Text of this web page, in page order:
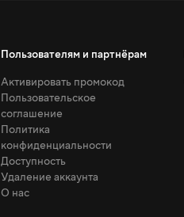
Пользователям и партнёрам
Активировать промокод
Пользовательское
соглашение
Политика
конфиденциальности
Доступность
Удаление аккаунта
О нас